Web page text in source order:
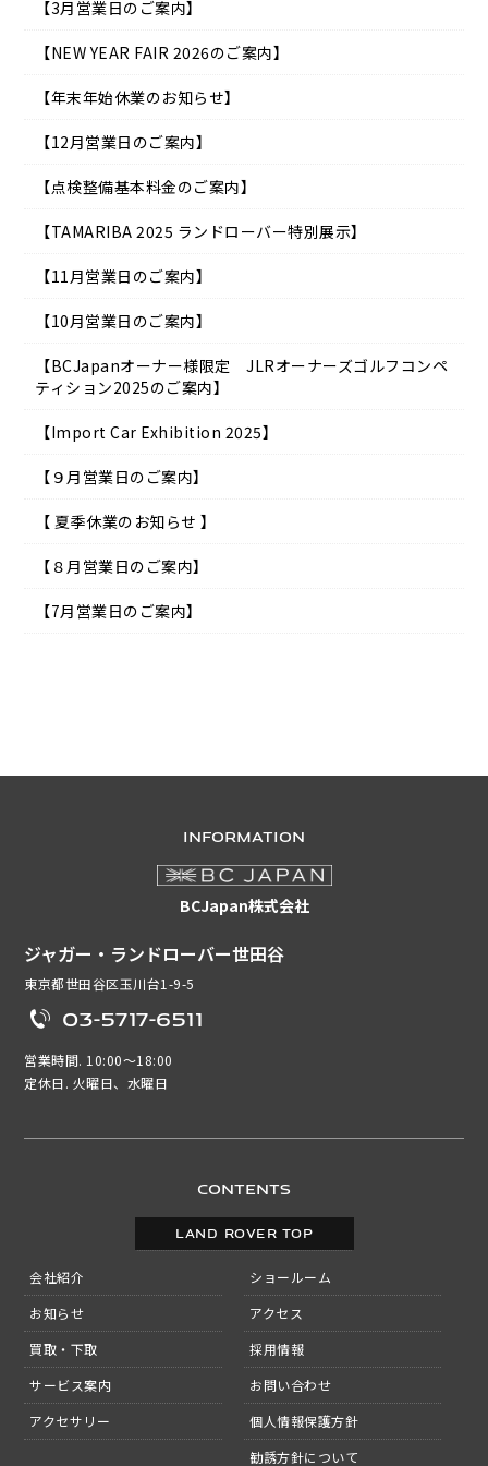
【3月営業日のご案内】
【NEW YEAR FAIR 2026のご案内】
【年末年始休業のお知らせ】
【12月営業日のご案内】
【点検整備基本料金のご案内】
【TAMARIBA 2025 ランドローバー特別展示】
【11月営業日のご案内】
【10月営業日のご案内】
【BCJapanオーナー様限定 JLRオーナーズゴルフコンペ
ティション2025のご案内】
【Import Car Exhibition 2025】
【９月営業日のご案内】
【 夏季休業のお知らせ 】
【８月営業日のご案内】
【7月営業日のご案内】
CONTENTS
LAND ROVER TOP
会社紹介
お知らせ
買取・下取
サービス案内
アクセサリー
ショールーム
アクセス
採用情報
お問い合わせ
個人情報保護方針
勧誘方針について
INFORMATION
BCJapan株式会社
ジャガー・ランドローバー世田谷
東京都世田谷区玉川台1-9-5
03-5717-6511
営業時間. 10:00～18:00
定休日. 火曜日、水曜日